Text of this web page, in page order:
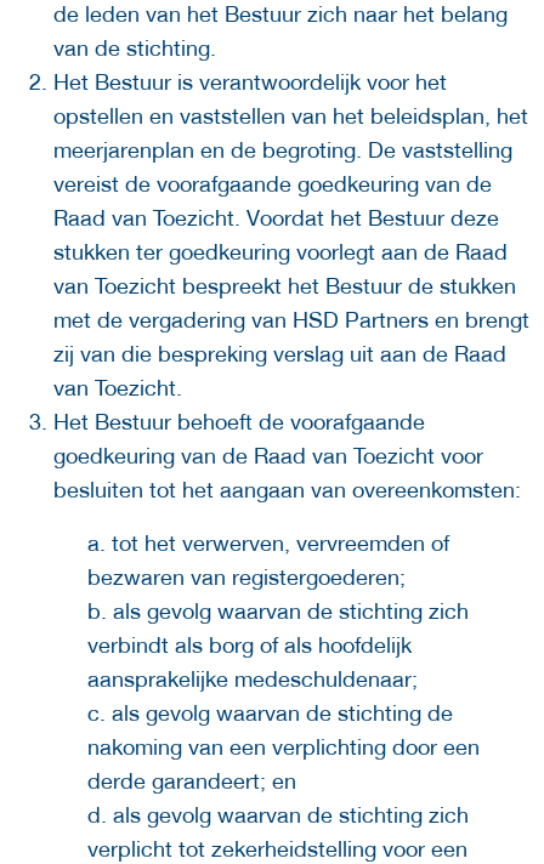
de leden van het Bestuur zich naar het belang
van de stichting.
Het Bestuur is verantwoordelijk voor het
opstellen en vaststellen van het beleidsplan, het
meerjarenplan en de begroting. De vaststelling
vereist de voorafgaande goedkeuring van de
Raad van Toezicht. Voordat het Bestuur deze
stukken ter goedkeuring voorlegt aan de Raad
van Toezicht bespreekt het Bestuur de stukken
met de vergadering van HSD Partners en brengt
zij van die bespreking verslag uit aan de Raad
van Toezicht.
Het Bestuur behoeft de voorafgaande
goedkeuring van de Raad van Toezicht voor
besluiten tot het aangaan van overeenkomsten:
a. tot het verwerven, vervreemden of
bezwaren van registergoederen;
b. als gevolg waarvan de stichting zich
verbindt als borg of als hoofdelijk
aansprakelijke medeschuldenaar;
c. als gevolg waarvan de stichting de
nakoming van een verplichting door een
derde garandeert; en
d. als gevolg waarvan de stichting zich
verplicht tot zekerheidstelling voor een